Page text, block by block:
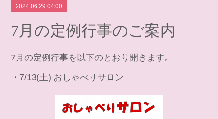
2024.06.29 04:00
7月の定例行事のご案内
7月の定例行事を以下のとおり開きます。
・7/13(土) おしゃべりサロン